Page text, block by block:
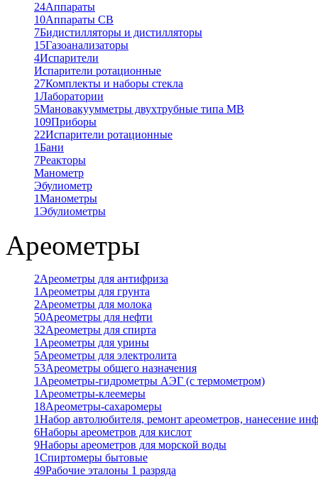
24Аппараты
10Аппараты СВ
7Бидистилляторы и дистилляторы
15Газоанализаторы
4Испарители
Испарители ротационные
27Комплекты и наборы стекла
1Лаборатории
5Мановакуумметры двухтрубные типа МВ
109Приборы
22Испарители ротационные
1Бани
7Реакторы
Манометр
Эбулиометр
1Манометры
1Эбулиометры
Ареометры
2Ареометры для антифриза
1 Ареометры для грунта
2Ареометры для молока
50Ареометры для нефти
32Ареометры для спирта
1 Ареометры для урины
5Ареометры для электролита
53Ареометры общего назначения
1 Ареометры-гидрометры АЭГ (с термометром)
1 Ареометры-клеемеры
18Ареометры-сахаромеры
1Набор автолюбителя, ремонт ареометров, нанесение
6Наборы ареометров для кислот
9Наборы ареометров для морской воды
1Спиртомеры бытовые
49Рабочие эталоны 1 разряда